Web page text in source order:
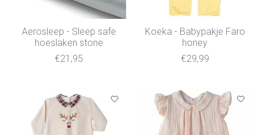
Aerosleep - Sleep safe
hoeslaken stone
€21,95
Koeka - Babypakje Faro
honey
€29,99